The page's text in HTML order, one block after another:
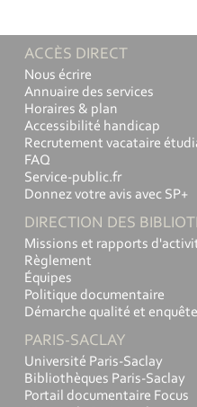
ACCÈS DIRECT
Nous écrire
Annuaire des services
Horaires & plan
Accessibilité handicap
Recrutement vacataire
FAQ
Service-public.fr
Donnez votre avis avec SP+
DIRECTION DES
Missions et rapports
Règlement
Équipes
Politique documentaire
Démarche qualité et
PARIS-SACLAY
Université Paris-Saclay
Bibliothèques Paris-Saclay
Portail documentaire Focus